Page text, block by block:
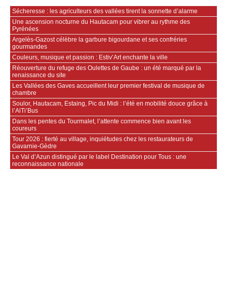
Sécheresse : les agriculteurs des vallées tirent la sonnette d’alarme
Une ascension nocturne du Hautacam pour vibrer au rythme des
Pyrénées
Argelès-Gazost célèbre la garbure bigourdane et ses confréries
gourmandes
Couleurs, musique et passion : Estiv’Art enchante la ville
Réouverture du refuge des Oulettes de Gaube : un été marqué par la
renaissance du site
Les Vallées des Gaves accueillent leur premier festival de musique de
chambre
Soulor, Hautacam, Estaing, Pic du Midi : l’été en mobilité douce grâce à
l’AlTi’Bus
Dans les pentes du Tourmalet, l’attente commence bien avant les
coureurs
Tour 2026 : fierté au village, inquiétudes chez les restaurateurs de
Gavarnie‑Gèdre
Le Val d’Azun distingué par le label Destination pour Tous : une
reconnaissance nationale